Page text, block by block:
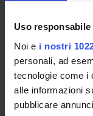
Uso
Noi e i nostri
personali, ad
tecnologie come i
alle informazioni
pubblicare
GOVERNANCE
COMMISSIONI